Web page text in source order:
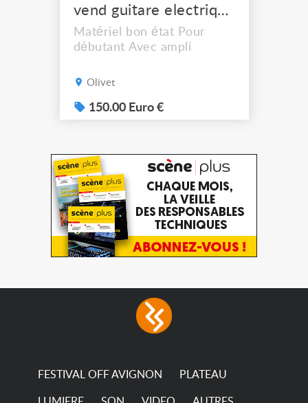
vend guitare electrique débutant
Matériel bon état Pour
débutant Avec ampli
Olivet
150.00 Euro €
FESTIVAL OFF AVIGNON PLATEAU